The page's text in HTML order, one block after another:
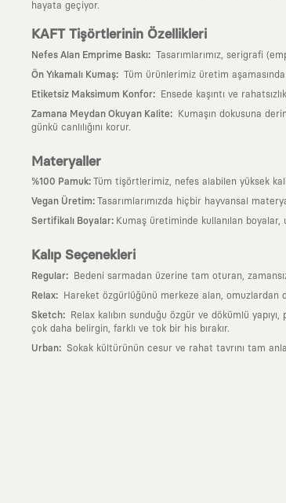
hayata geçiyor.
KAFT Tişörtlerinin Özellikleri
Nefes Alan Emprime Baskı: Tasarımlarımız, serigrafi
Ön Yıkamalı Kumaş: Tüm ürünlerimiz üretim
Etiketsiz Maksimum Konfor: Ensede kaşıntı ve
Zamana Meydan Okuyan Kalite:
Kumaşın dokusuna
günkü canlılığını korur.
Materyaller
%100 Pamuk: Tüm tişörtlerimiz, nefes alabilen yüksek
Vegan Üretim: Tasarımlarımızda hiçbir hayvansal
Sertifikalı Boyalar: Kumaş üretiminde kullanılan boyalar,
Kalıp Seçenekleri
Regular: Bedeni sarmadan üzerine tam oturan,
Relax: Hareket özgürlüğünü merkeze alan, omuzlardan
Sketch:
Relax kalıbın sunduğu özgür ve dökümlü
çok daha belirgin, farklı ve tok bir his bırakır.
Urban: Sokak kültürünün cesur ve rahat tavrını tam